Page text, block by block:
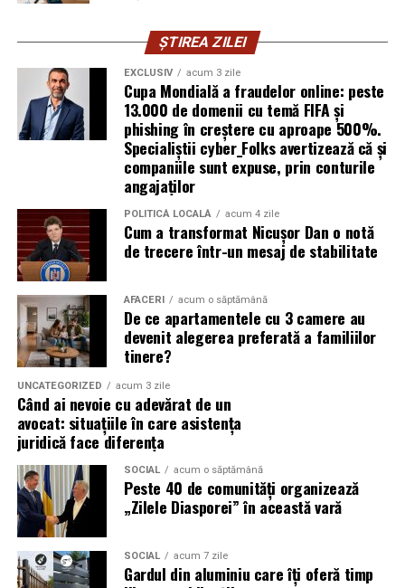
antreprenori care vor să ia decizii mai aliniate cu ce sunt
ei cu adevărat. Alege să fie vizibilă pentru că domeniul ei
câștigă credibilitate prin oameni, nu prin concepte.
Mihaela Antocheactivează în nutriție și sănătate.
Crede că informația corectă ajunge la oamenii potriviți
doar atunci când vine de la o sursă cu chip și nume.
De ce contează vizibilitatea, nu
doar activitatea
Campania „Aleg să fiu vizibilă” (
este doar despre fotografie. Este despre o decizie pe
care fiecare dintre aceste femei a luat-o conștient: să nu
mai lase calitatea muncii lor să rămână un secret bine
păzit.
România are sute de mii de femei antreprenor. Mulți
dintre cei care ar beneficia de serviciile lor nu le cunosc,
nu pentru că nu le caută, ci pentru că nu le găsesc.
Vizibilitatea profesională nu este vanitate. Este o parte
din afacere.
Asociația Antreprenoare.ro a construit, prin această
campanie, o arhivă de povești reale. Toate participantele
din prima rundă vor apărea pe prima pagină a
ȘTIREA ZILEI
EXCLUSIV acum 3 zile
Cupa Mondială a fraudelor online: peste
13.000 de domenii cu temă FIFA și
phishing în creștere cu aproape 500%.
Specialiștii cyber_Folks avertizează că și
companiile sunt expuse, prin conturile
angajaților
POLITICĂ LOCALĂ acum 4 zile
Cum a transformat Nicușor Dan o notă
de trecere într-un mesaj de stabilitate
AFACERI acum o săptămână
De ce apartamentele cu 3 camere au
devenit alegerea preferată a familiilor
tinere?
UNCATEGORIZED acum 3 zile
Când ai nevoie cu adevărat de un
avocat: situațiile în care asistența
juridică face diferența
SOCIAL acum o săptămână
Peste 40 de comunități organizează
„Zilele Diasporei” în această vară
SOCIAL acum 7 zile
Gardul din aluminiu care îți oferă timp